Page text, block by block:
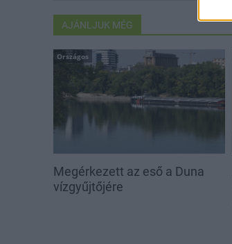
AJÁNLJUK MÉG
Országos
Megérkezett az eső a Duna
vízgyűjtőjére